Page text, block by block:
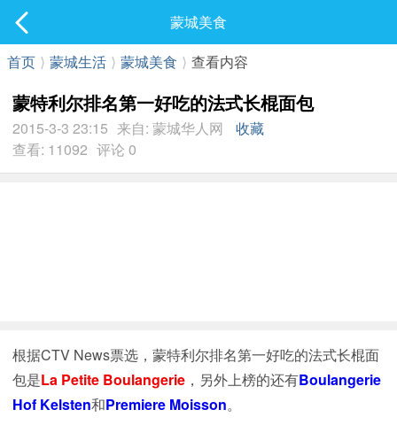
最新发表
蒙城美食
首页 ⟩ 蒙城生活 ⟩ 蒙城美食 ⟩ 查看内容
蒙特利尔排名第一好吃的法式长棍面包
2015-3-3 23:15 来自: 蒙城华人网
收藏
查看: 11092 评论 0
根据CTV News票选，蒙特利尔排名第一好吃的法式长棍面
包是La Petite Boulangerie ，另外上榜的还有Boulangerie
Hof Kelsten和Premiere Moisson。